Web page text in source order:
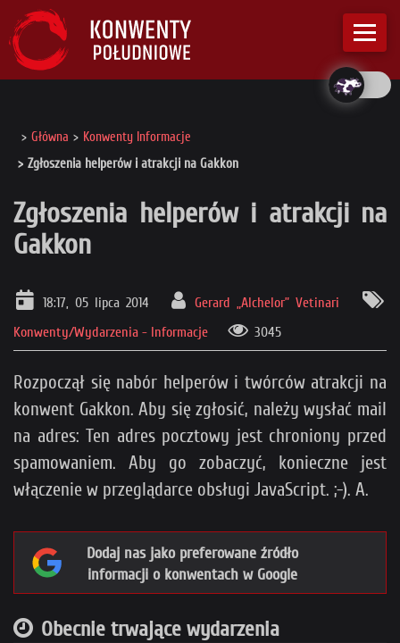
Główna
Konwenty Informacje
Zgłoszenia helperów i atrakcji na Gakkon
Zgłoszenia helperów i atrakcji na
Gakkon
18:17, 05 lipca 2014
Gerard „Alchelor” Vetinari
Konwenty/Wydarzenia - Informacje
3045
Rozpoczął się nabór helperów i twórców atrakcji na
konwent Gakkon. Aby się zgłosić, należy wysłać mail
na adres:Ten adres pocztowy jest chroniony przed
spamowaniem. Aby go zobaczyć, konieczne jest
włączenie w przeglądarce obsługi JavaScript. ;-). A.
Dodaj nas jako preferowane źródło
informacji o konwentach w Google
Obecnie trwające wydarzenia